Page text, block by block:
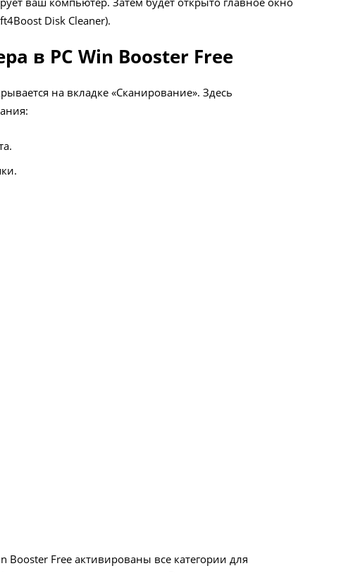
Disk Cleaner).
в PC Win Booster Free
на вкладке «Сканирование». Здесь
Free активированы все категории для